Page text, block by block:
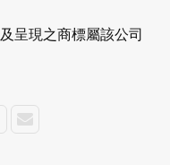
呈現之商標屬該公司